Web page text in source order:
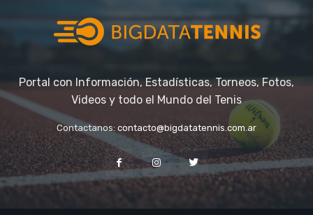
Portal con Información, Estadísticas, Torneos, Fotos,
Videos y todo el Mundo del Tenis
Contactanos: contacto@bigdatatennis.com.ar